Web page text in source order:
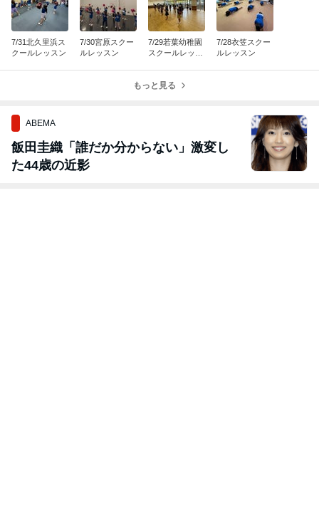
7/31北久里浜ス
クールレッスン
7/30宮原スクー
ルレッスン
7/29若葉幼稚園
スクールレッス
7/28衣笠スクー
ルレッスン
もっと見る
ABEMA
飯田圭織「誰だか分からない」激変し
た44歳の近影